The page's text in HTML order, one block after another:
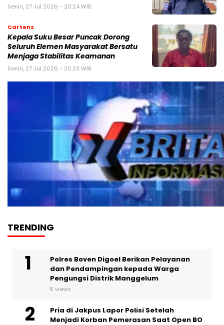
Senin, 27 Jul 2026 - 20:24 WIB
Cartenz
Kepala Suku Besar Puncak Dorong
Seluruh Elemen Masyarakat Bersatu
Menjaga Stabilitas Keamanan
Senin, 27 Jul 2026 - 20:23 WIB
TRENDING
Polres Boven Digoel Berikan Pelayanan
dan Pendampingan kepada Warga
Pengungsi Distrik Manggelum
6 views
Pria di Jakpus Lapor Polisi Setelah
Menjadi Korban Pemerasan Saat Open BO